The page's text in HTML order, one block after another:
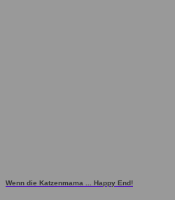
Wenn die Katzenmama ... Happy End!